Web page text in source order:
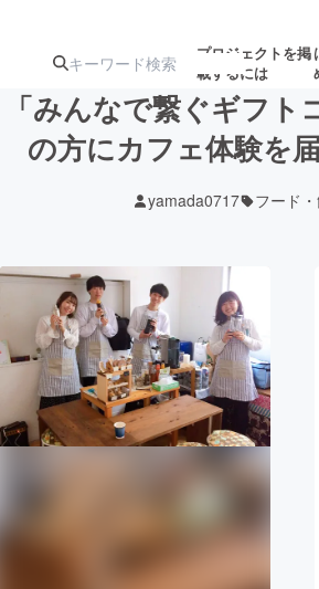
プロジェクトを掲
載するには
ターン
ジェクト
募集
ロジ
アート・写真
テクノロジー・ガジェット
映像・映画
ビジネス・起業
まちづくり・地域活性化
「みんなで繋ぐギフト
の方にカフェ体験を
yamada0717 フード